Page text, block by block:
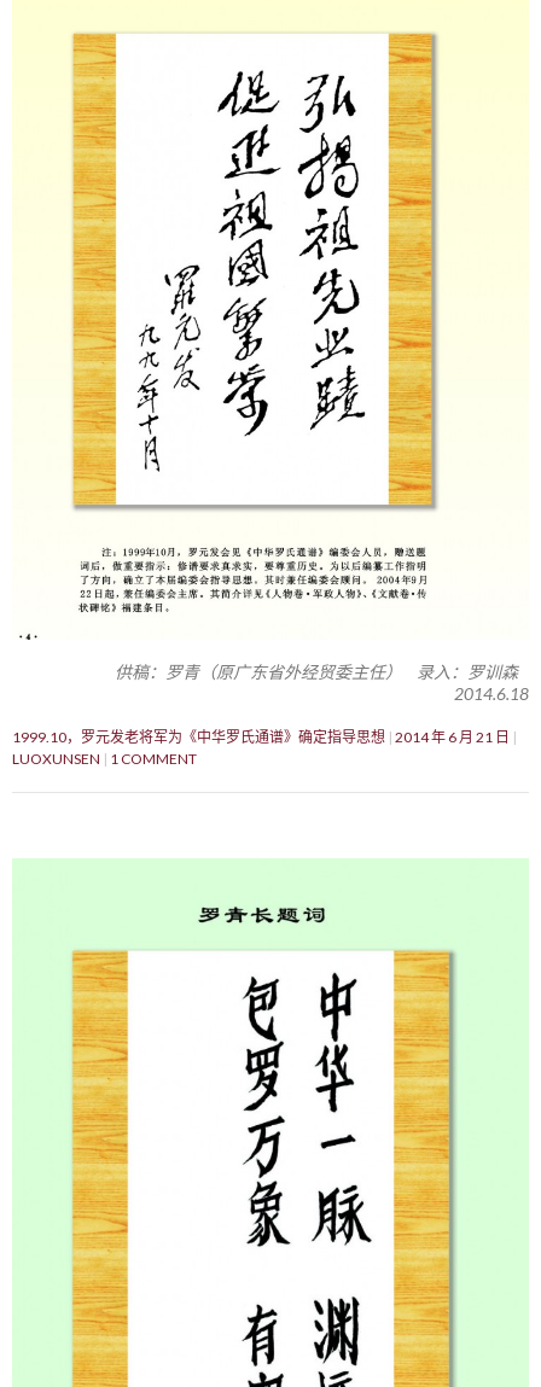
供稿：罗青（原广东省外经贸委主任） 录入：罗训森
2014.6.18
1999.10，罗元发老将军为《中华罗氏通谱》确定指导思想 2014 年 6 月 21 日
LUOXUNSEN
1 COMMENT